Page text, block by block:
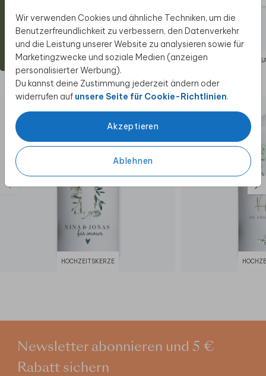
Wir verwenden Cookies und ähnliche Techniken, um die
Benutzerfreundlichkeit zu verbessern, den Datenverkehr
und die Leistung unserer Website zu analysieren sowie für
Marketingzwecke und soziale Medien (anzeigen
personalisierter Werbung).
Du kannst deine Zustimmung jederzeit ändern oder
widerrufen auf unsere Seite für Cookie-Richtlinien.
Akzeptieren
Ablehnen
ABSENDERAUFKLEBER
Diese Produkte könnten dir auch gefallen
HOCHZEITSKERZE
Newsletter abonnieren und 5 €
Rabatt sichern